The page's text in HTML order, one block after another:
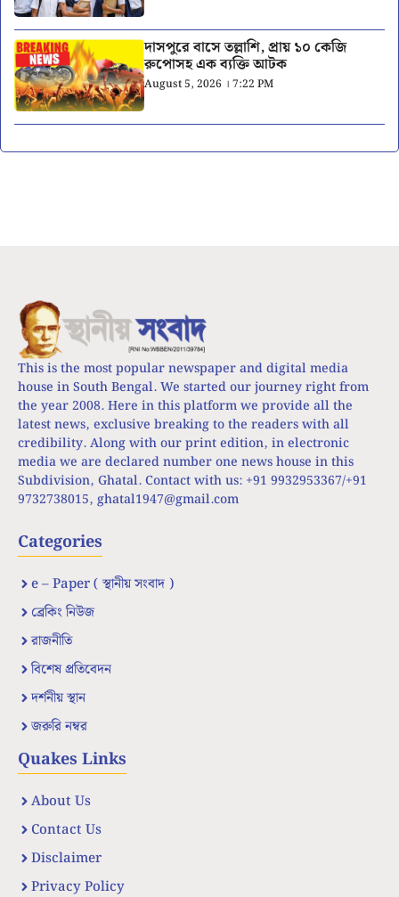
দাসপুরে বাসে তল্লাশি, প্রায় ১০ কেজি
রুপোসহ এক ব্যক্তি আটক
August 5, 2026 । 7:22 PM
This is the most popular newspaper and digital media
house in South Bengal. We started our journey right from
the year 2008. Here in this platform we provide all the
latest news, exclusive breaking to the readers with all
credibility. Along with our print edition, in electronic
media we are declared number one news house in this
Subdivision, Ghatal. Contact with us: +91 9932953367/+91
9732738015, ghatal1947@gmail.com
Categories
e – Paper ( স্থানীয় সংবাদ )
ব্রেকিং নিউজ
রাজনীতি
বিশেষ প্রতিবেদন
দর্শনীয় স্থান
জরুরি নম্বর
Quakes Links
About Us
Contact Us
Disclaimer
Privacy Policy